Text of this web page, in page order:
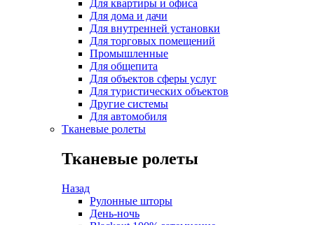
Для квартиры и офиса
Для дома и дачи
Для внутренней установки
Для торговых помещений
Промышленные
Для общепита
Для объектов сферы услуг
Для туристических объектов
Другие системы
Для автомобиля
Тканевые ролеты
Тканевые ролеты
Назад
Рулонные шторы
День-ночь